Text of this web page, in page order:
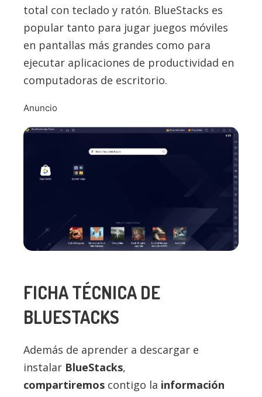
total con teclado y ratón. BlueStacks es
popular tanto para jugar juegos móviles
en pantallas más grandes como para
ejecutar aplicaciones de productividad en
computadoras de escritorio.
Anuncio
FICHA TÉCNICA DE
BLUESTACKS
Además de aprender a descargar e
instalar BlueStacks,
compartiremos contigo la información